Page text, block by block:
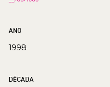
ANO
1998
DÉCADA